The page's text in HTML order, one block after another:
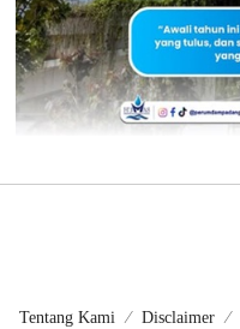
Tentang Kami Disclaimer